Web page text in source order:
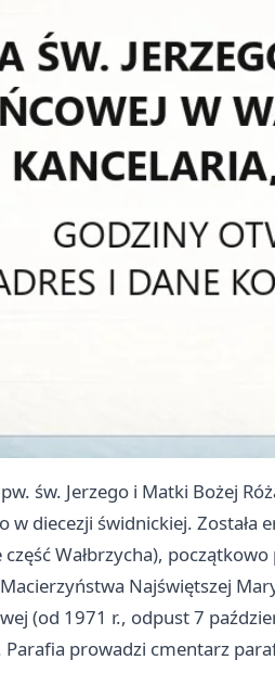
św. Jerzego i Matki Bożej
w diecezji świdnickiej.
Wałbrzycha),
Najświętszej
(od 1971 r., odpust 7
prowadzi cmentarz